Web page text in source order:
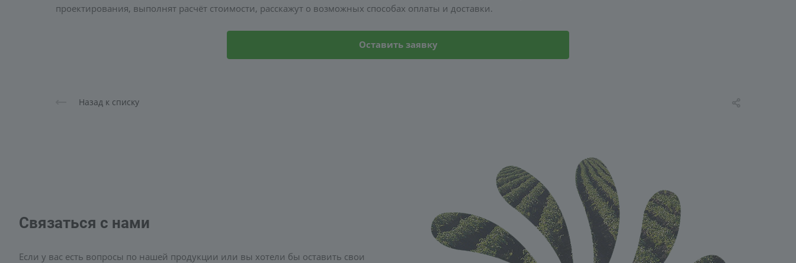
проектирования, выполнят расчёт стоимости, расскажут о возможных способах оплаты и доставки.
Оставить заявку
Назад к списку
Связаться с нами
Если у вас есть вопросы по нашей продукции или вы хотели бы оставить свои